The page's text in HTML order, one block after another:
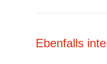
Ebenfalls